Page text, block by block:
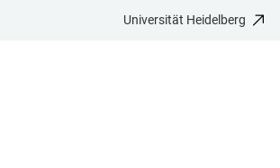
Universität Heidelberg